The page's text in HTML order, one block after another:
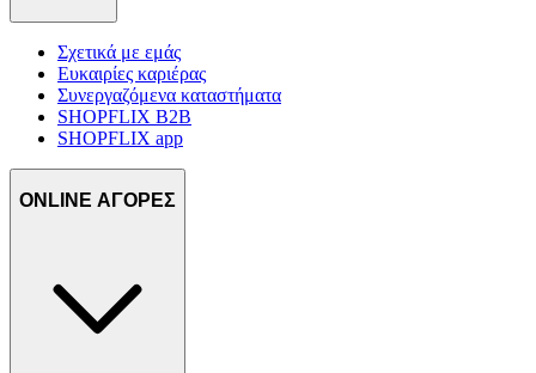
Σχετικά με εμάς
Ευκαιρίες καριέρας
Συνεργαζόμενα καταστήματα
SHOPFLIX B2B
SHOPFLIX app
ONLINE ΑΓΟΡΕΣ